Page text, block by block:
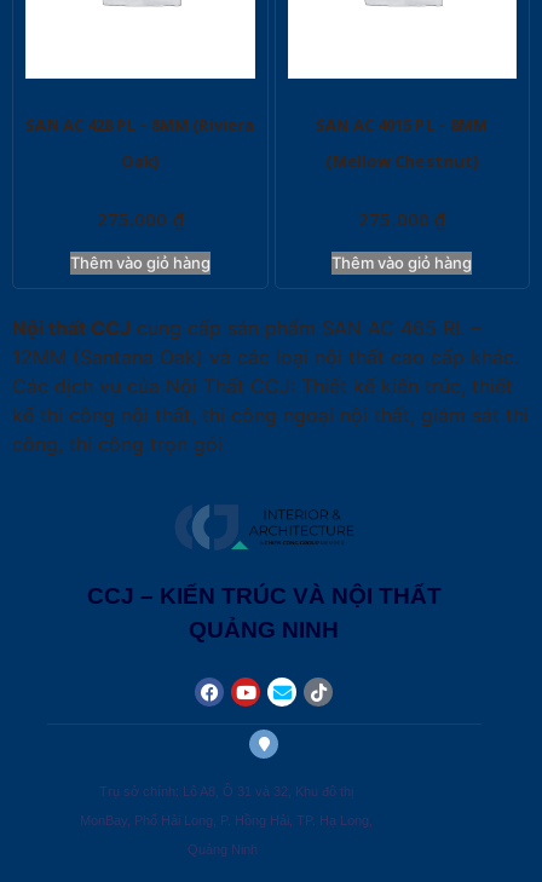
SAN AC 428 PL – 8MM (Riviera
Oak)
275.000 ₫
Thêm vào giỏ hàng
SAN AC 4015 PL – 8MM
(Mellow Chestnut)
275.000 ₫
Thêm vào giỏ hàng
Nội thất CCJ cung cấp sản phẩm SAN AC 465 RL –
12MM (Santana Oak) và các loại nội thất cao cấp khác.
Các dịch vụ của Nội Thất CCJ: Thiết kế kiến trúc, thiết
kế thi công nội thất, thi công ngoại nội thất, giám sát thi
công, thi công trọn gói
CCJ – KIẾN TRÚC VÀ NỘI THẤT
QUẢNG NINH
Trụ sở chính: Lô A8, Ô 31 và 32, Khu đô thị
MonBay, Phố Hải Long, P. Hồng Hải, TP. Hạ Long,
Quảng Ninh